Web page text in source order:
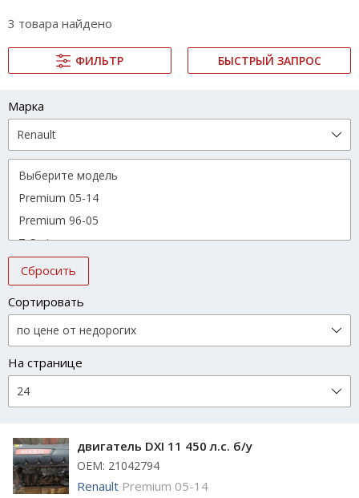
3 товара найдено
ФИЛЬТР БЫСТРЫЙ ЗАПРОС
Марка
Сбросить
Сортировать
На странице
двигатель DXI 11 450 л.с. б/у
ОЕМ: 21042794
Renault Premium 05-14